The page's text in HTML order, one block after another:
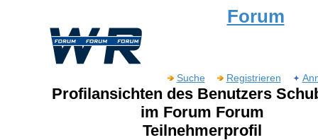
Forum
Suche Registrieren
Profilansichten des Benutzers
im Forum Forum
Teilnehmerprofil